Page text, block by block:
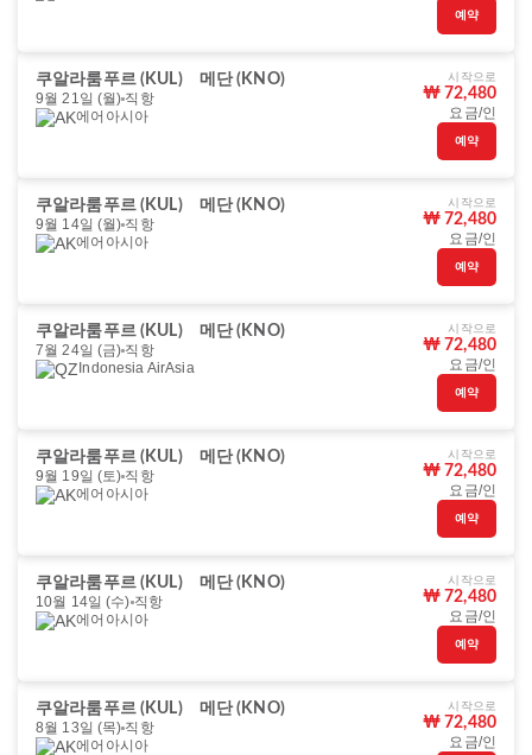
예약
쿠알라룸푸르 (KUL)
메단 (KNO)
9월 21일 (월) 직항
에어아시아
시작으로
₩ 72,480
요금/인
예약
쿠알라룸푸르 (KUL)
메단 (KNO)
9월 14일 (월) 직항
에어아시아
시작으로
₩ 72,480
요금/인
예약
쿠알라룸푸르 (KUL)
메단 (KNO)
7월 24일 (금) 직항
Indonesia AirAsia
시작으로
₩ 72,480
요금/인
예약
쿠알라룸푸르 (KUL)
메단 (KNO)
9월 19일 (토) 직항
에어아시아
시작으로
₩ 72,480
요금/인
예약
쿠알라룸푸르 (KUL)
메단 (KNO)
10월 14일 (수) 직항
에어아시아
시작으로
₩ 72,480
요금/인
예약
쿠알라룸푸르 (KUL)
메단 (KNO)
8월 13일 (목) 직항
에어아시아
시작으로
₩ 72,480
요금/인